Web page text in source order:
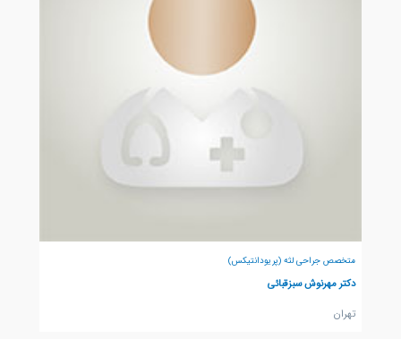
متخصص جراحی لثه (پریودانتیکس)
دکتر مهرنوش سبزقبائی
تهران